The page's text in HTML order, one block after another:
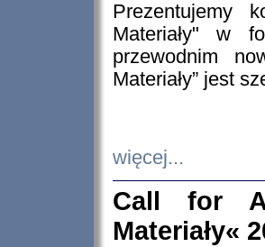
Prezentujemy
Materiały" w
przewodnim
Materiały” jest
więcej...
Call for
Materiały«